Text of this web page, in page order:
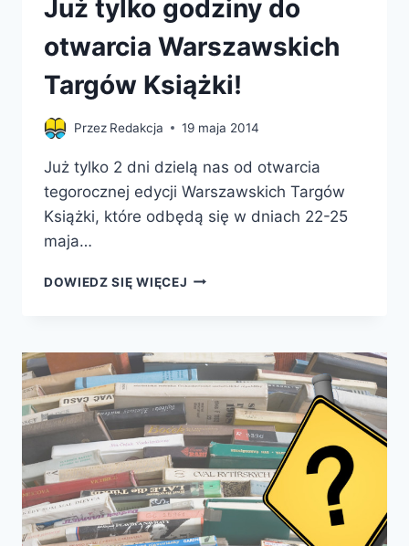
Już tylko godziny do
otwarcia Warszawskich
Targów Książki!
Przez Redakcja 19 maja 2014
Już tylko 2 dni dzielą nas od otwarcia
tegorocznej edycji Warszawskich Targów
Książki, które odbędą się w dniach 22-25
maja…
DOWIEDZ SIĘ WIĘCEJ JUŻ
OTWARCIA
WARSZAWSKICH
TARGÓW
KSIĄŻKI!